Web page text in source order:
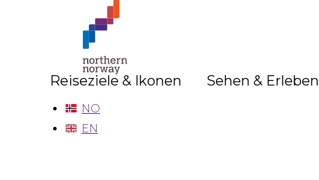
Nord-
Norge
–
Deutsch
Reiseziele & Ikonen Sehen & Erleben
NO
EN